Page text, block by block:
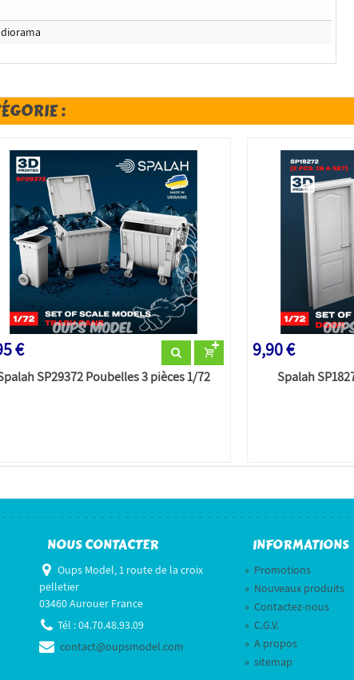
:
€
SP29372 Poubelles 3 pièces 1/72
9,90 €
Spalah
NOUS CONTACTER
Oups Model, 1 route de la croix
pelletier
03460 Aurouer France
Tél :04.70.48.93.09
contact@oupsmodel.com
INFORMATIONS
» Promotions
» Nouveaux produits
» Contactez-nous
» C.G.V.
» A propos
» sitemap